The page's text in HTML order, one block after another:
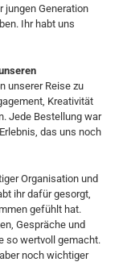
jungen Generation
Ihr habt uns
unserer Reise zu
Kreativität
Jede Bestellung war
das uns noch
Organisation und
ihr dafür gesorgt,
gefühlt hat.
Gespräche und
so wertvoll gemacht.
noch wichtiger